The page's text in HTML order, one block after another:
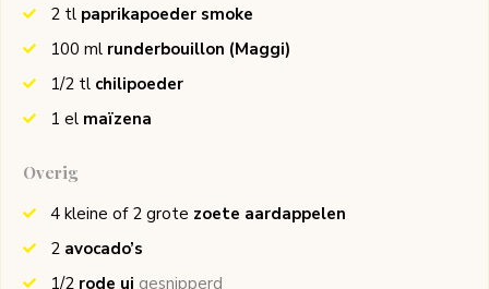
2 tl paprikapoeder smoke
100 ml runderbouillon (Maggi)
1/2 tl chilipoeder
1 el maïzena
Overig
4 kleine of 2 grote zoete aardappelen
2 avocado’s
1/2 rode ui gesnipperd